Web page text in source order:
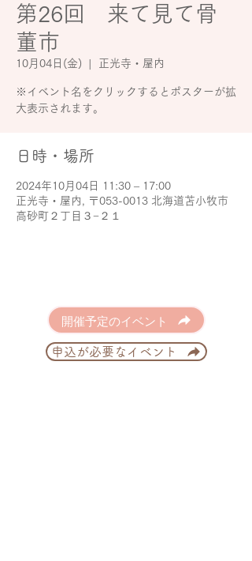
第26回 来て見て骨
董市
10月04日(金) 正光寺・屋内
※イベント名をクリックするとポスターが拡
大表示されます。
日時・場所
2024年10月04日 11:30 – 17:00
正光寺・屋内, 〒053-0013 北海道苫小牧市
高砂町２丁目３−２１
開催予定のイベント
申込が必要なイベント